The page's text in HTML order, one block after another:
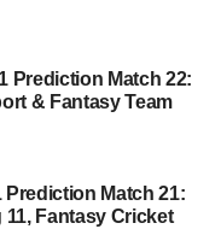
या समकक्ष डिग्री/
Assistant):
साइंस, बायोलॉजी
के साथ प्रासंगिक
Prediction Match 22:
& Fantasy Team
Prediction Match 21:
Fantasy Cricket